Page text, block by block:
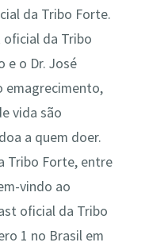
da Tribo Forte.
da Tribo
e o Dr. José
emagrecimento,
vida são
a quem doer.
Tribo Forte, entre
vindo ao
oficial da Tribo
1 no Brasil em